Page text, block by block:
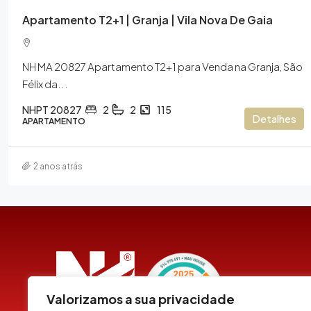
Valorizamos a sua privacidade
Apartamento T2+1 | Granja | Vila Nova De Gaia
NH MA 20827 Apartamento T2+1 para Venda na Granja, São
Félix da...
NHPT 20827 2 2 115
APARTAMENTO Detalhes
2 anos atrás